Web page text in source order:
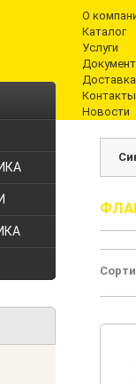
О
Каталог
Услуги
Доставка
Контакты
Новости